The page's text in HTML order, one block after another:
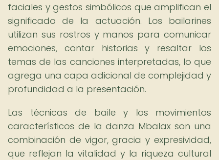
faciales y gestos simbólicos que amplifican el
significado de la actuación. Los bailarines
utilizan sus rostros y manos para comunicar
emociones, contar historias y resaltar los
temas de las canciones interpretadas, lo que
agrega una capa adicional de complejidad y
profundidad a la presentación.
Las técnicas de baile y los movimientos
característicos de la danza Mbalax son una
combinación de vigor, gracia y expresividad,
que reflejan la vitalidad y la riqueza cultural